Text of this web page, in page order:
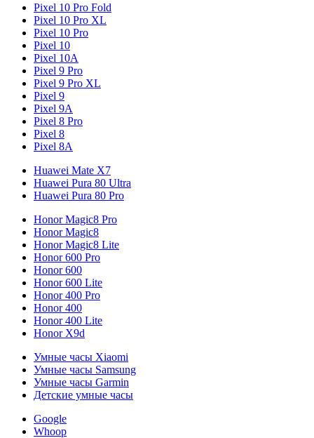
Pixel 10 Pro Fold
Pixel 10 Pro XL
Pixel 10 Pro
Pixel 10
Pixel 10A
Pixel 9 Pro
Pixel 9 Pro XL
Pixel 9
Pixel 9A
Pixel 8 Pro
Pixel 8
Pixel 8A
Huawei Mate X7
Huawei Pura 80 Ultra
Huawei Pura 80 Pro
Honor Magic8 Pro
Honor Magic8
Honor Magic8 Lite
Honor 600 Pro
Honor 600
Honor 600 Lite
Honor 400 Pro
Honor 400
Honor 400 Lite
Honor X9d
Умные часы Xiaomi
Умные часы Samsung
Умные часы Garmin
Детские умные часы
Google
Whoop